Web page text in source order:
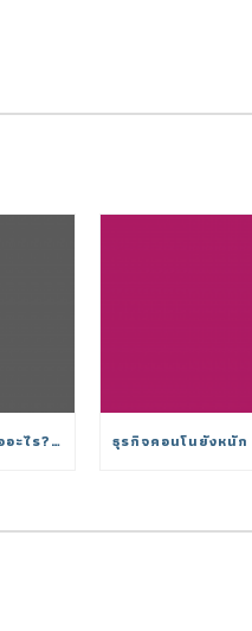
MINIMUM PAYMENT คืออะไร? จ่ายขั้นต่ำมีผลอย่างไรต่อดอกเบี้ย